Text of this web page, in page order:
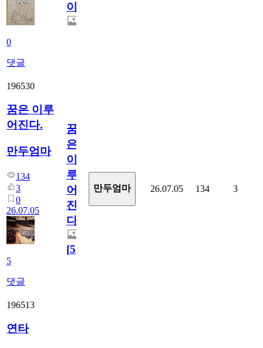
0
댓글
이
196530
꿈은 이루
어진다.
만두엄마
134
3
0
26.07.05
5
댓글
꿈
은
이
루
어
진
다.
[5]
만두엄마 26.07.05 134 3
196513
연타